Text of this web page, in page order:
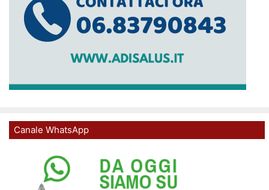
Canale WhatsApp